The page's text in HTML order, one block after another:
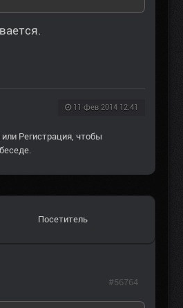
11 фев 2014 12:41
или Регистрация , чтобы
Посетитель
#56764